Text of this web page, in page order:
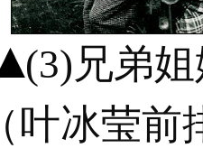
(3)兄弟
（叶冰莹